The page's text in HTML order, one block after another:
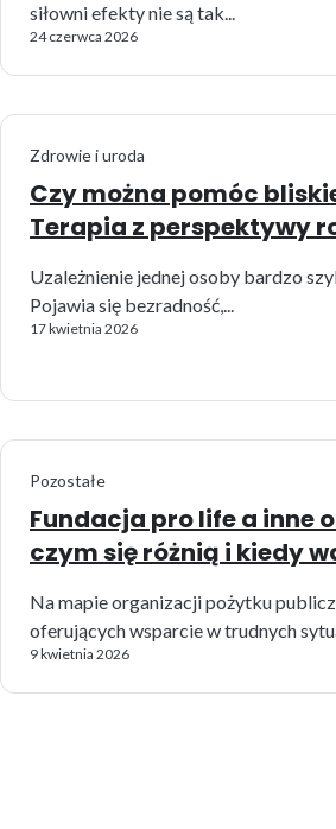
siłowni efekty nie są tak...
24 czerwca 2026
Zdrowie i uroda
Czy można pomóc
Terapia z perspektywy
Uzależnienie jednej osoby bardzo
Pojawia się bezradność,...
17 kwietnia 2026
Pozostałe
Fundacja pro life a inne
czym się różnią i kiedy
Na mapie organizacji pożytku
oferujących wsparcie w trudnych
9 kwietnia 2026